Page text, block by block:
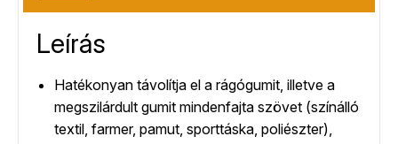
Leírás
Hatékonyan távolítja el a rágógumit, illetve a
megszilárdult gumit mindenfajta szövet (színálló
textil, farmer, pamut, sporttáska, poliészter),